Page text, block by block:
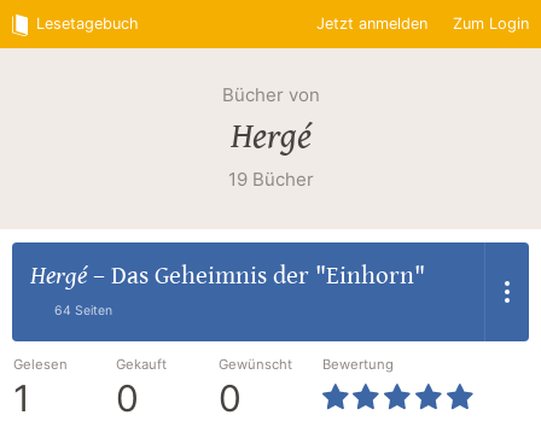
Lesetagebuch Jetzt anmelden Zum Login
Bücher von
Hergé
19 Bücher
Hergé– Das Geheimnis der "Einhorn"
64 Seiten
Gelesen
1
Gekauft
0
Gewünscht
0
Bewertung